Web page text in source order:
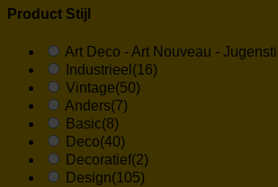
Product Stijl
Art Deco - Art Nouveau - Jugenstill
Industrieel (16)
Vintage(50)
Anders(7)
Basic(8)
Deco(40)
Decoratief(2)
Design(105)